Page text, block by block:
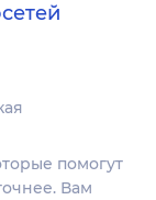
помогут
Вам